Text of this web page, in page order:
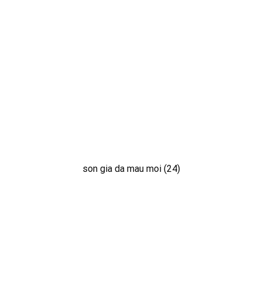
son gia da mau moi (24)